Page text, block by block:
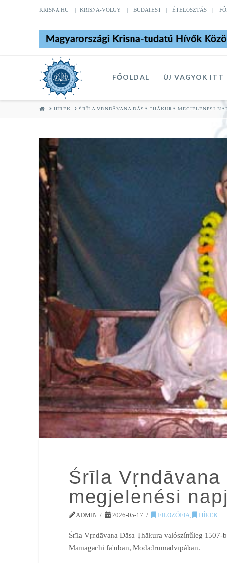
KRISNA.HU| KRISNA-VÖLGY| BUDAPEST| ÉTELOSZTÁS|
FŐOLDAL ÚJ VAGYOK ITT
HOMEHÍREK ŚRĪLA VṚNDĀVANA DĀSA ṬHĀKURA MEGJELENÉSI
Śrīla Vṛndāvana
megjelenési
ADMIN 2026-05-17 FILOZÓFIA, HÍREK
Śrīla Vṛndāvana Dāsa Ṭhākura valószínűleg 1507-
Māmagāchi faluban, Modadrumadvīpában.